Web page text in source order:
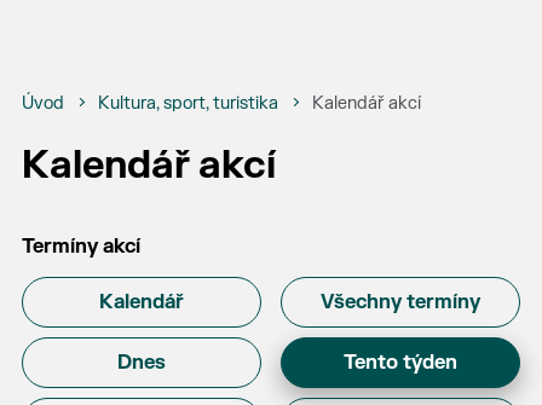
Úvod Kultura, sport, turistika Kalendář akcí
Kalendář akcí
Termíny akcí
Kalendář Všechny termíny
Dnes Tento týden